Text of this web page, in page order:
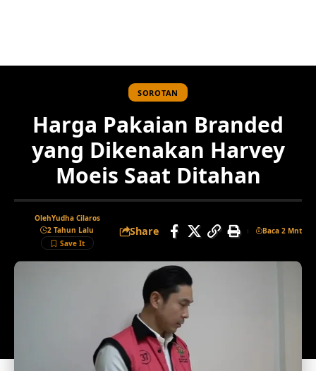
SOROTAN
Harga Pakaian Branded
yang Dikenakan Harvey
Moeis Saat Ditahan
OlehYudha Cilaros
2 Tahun Lalu
Share Baca 2 Mnt